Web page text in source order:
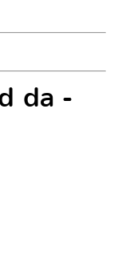
da -